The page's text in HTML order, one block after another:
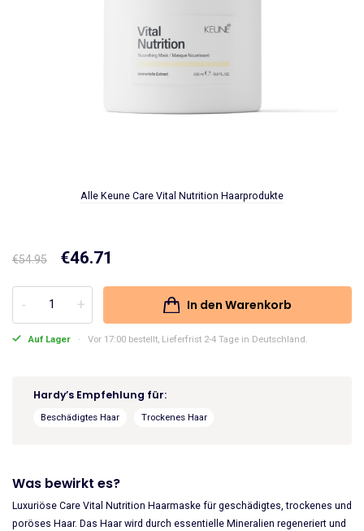
Alle Keune Care Vital Nutrition Haarprodukte
€54.95
Ursprünglicher
Preis
war:
€46.71
Preis
ist:
Care
Mask
500ml
In den Warenkorb
Auf Lager Vor 17:00 bestellt, Lieferfrist 2-4 Tage in Deutschland.
Hardy’s Empfehlung für:
Beschädigtes Haar Trockenes Haar
Was bewirkt es?
Luxuriöse Care Vital Nutrition Haarmaske für geschädigtes, trockenes und
poröses Haar. Das Haar wird durch essentielle Mineralien regeneriert und